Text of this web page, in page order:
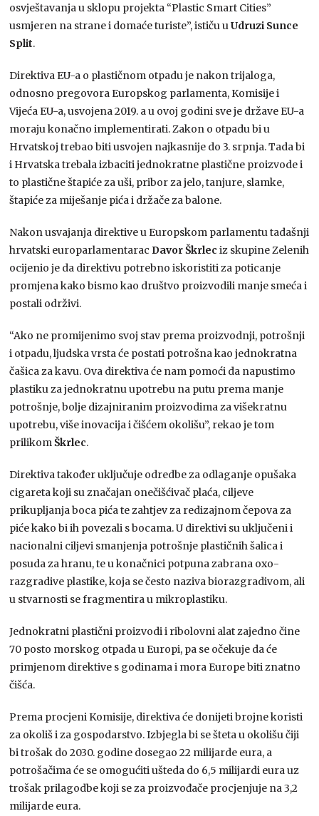
osvještavanja u sklopu projekta “Plastic Smart Cities”
usmjeren na strane i domaće turiste”, ističu uUdruzi Sunce
Split.
Direktiva EU-a o plastičnom otpadu je nakon trijaloga,
odnosno pregovora Europskog parlamenta, Komisije i
Vijeća EU-a, usvojena 2019. a u ovoj godini sve je države EU-a
moraju konačno implementirati. Zakon o otpadu bi u
Hrvatskoj trebao biti usvojen najkasnije do 3. srpnja. Tada bi
i Hrvatska trebala izbaciti jednokratne plastične proizvode i
to plastične štapiće za uši, pribor za jelo, tanjure, slamke,
štapiće za miješanje pića i držače za balone.
Nakon usvajanja direktive u Europskom parlamentu tadašnji
hrvatski europarlamentarac Davor Škrlec iz skupine Zelenih
ocijenio je da direktivu potrebno iskoristiti za poticanje
promjena kako bismo kao društvo proizvodili manje smeća i
postali održivi.
“Ako ne promijenimo svoj stav prema proizvodnji, potrošnji
i otpadu, ljudska vrsta će postati potrošna kao jednokratna
čašica za kavu. Ova direktiva će nam pomoći da napustimo
plastiku za jednokratnu upotrebu na putu prema manje
potrošnje, bolje dizajniranim proizvodima za višekratnu
upotrebu, više inovacija i čišćem okolišu”, rekao je tom
prilikomŠkrlec.
Direktiva također uključuje odredbe za odlaganje opušaka
cigareta koji su značajan onečišćivač plaća, ciljeve
prikupljanja boca pića te zahtjev za redizajnom čepova za
piće kako bi ih povezali s bocama. U direktivi su uključeni i
nacionalni ciljevi smanjenja potrošnje plastičnih šalica i
posuda za hranu, te u konačnici potpuna zabrana oxo-
razgradive plastike, koja se često naziva biorazgradivom, ali
u stvarnosti se fragmentira u mikroplastiku.
Jednokratni plastični proizvodi i ribolovni alat zajedno čine
70 posto morskog otpada u Europi, pa se očekuje da će
primjenom direktive s godinama i mora Europe biti znatno
čišća.
Prema procjeni Komisije, direktiva će donijeti brojne koristi
za okoliš i za gospodarstvo. Izbjegla bi se šteta u okolišu čiji
bi trošak do 2030. godine dosegao 22 milijarde eura, a
potrošačima će se omogućiti ušteda do 6,5 milijardi eura uz
trošak prilagodbe koji se za proizvođače procjenjuje na 3,2
milijarde eura.